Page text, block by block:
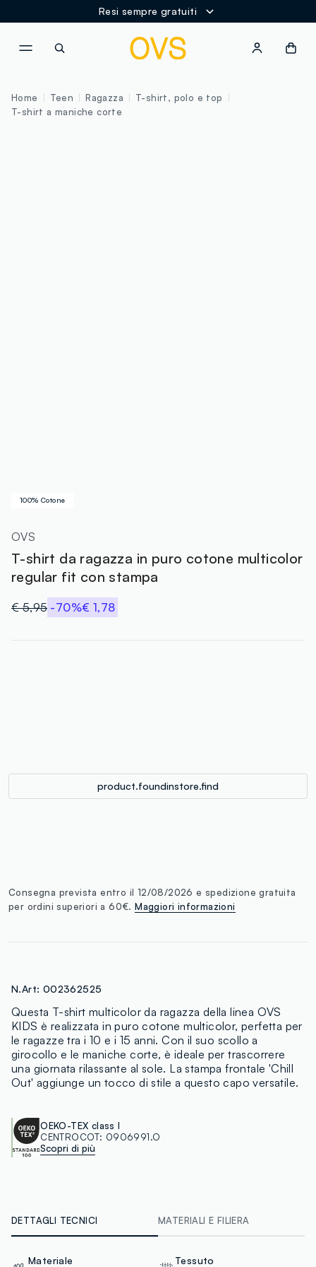
Resi sempre gratuiti
100% Cotone
Home Teen Ragazza
T-shirt, polo e top
T-shirt a maniche corte
OVS
T-shirt da ragazza in puro cotone multicolor
regular fit con stampa
€ 5,95 -70%€ 1,78
product.foundinstore.find
Consegna prevista entro il 12/08/2026 e spedizione gratuita
per ordini superiori a 60€.Maggiori informazioni
N.Art: 002362525
Questa T-shirt multicolor da ragazza della linea OVS
KIDS è realizzata in puro cotone multicolor, perfetta per
le ragazze tra i 10 e i 15 anni. Con il suo scollo a
girocollo e le maniche corte, è ideale per trascorrere
una giornata rilassante al sole. La stampa frontale 'Chill
Out' aggiunge un tocco di stile a questo capo versatile.
OEKO-TEX class I
CENTROCOT: 0906991.O
Scopri di più
DETTAGLI TECNICI MATERIALI E FILIERA
Materiale
Tessuto